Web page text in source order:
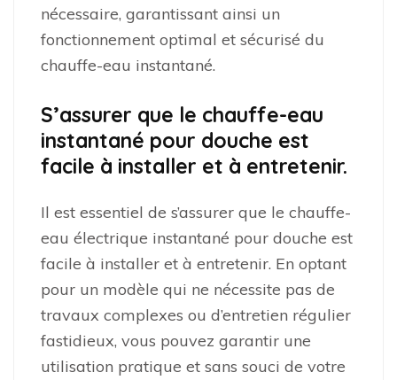
nécessaire, garantissant ainsi un
fonctionnement optimal et sécurisé du
chauffe-eau instantané.
S’assurer que le chauffe-eau
instantané pour douche est
facile à installer et à entretenir.
Il est essentiel de s’assurer que le chauffe-
eau électrique instantané pour douche est
facile à installer et à entretenir. En optant
pour un modèle qui ne nécessite pas de
travaux complexes ou d’entretien régulier
fastidieux, vous pouvez garantir une
utilisation pratique et sans souci de votre